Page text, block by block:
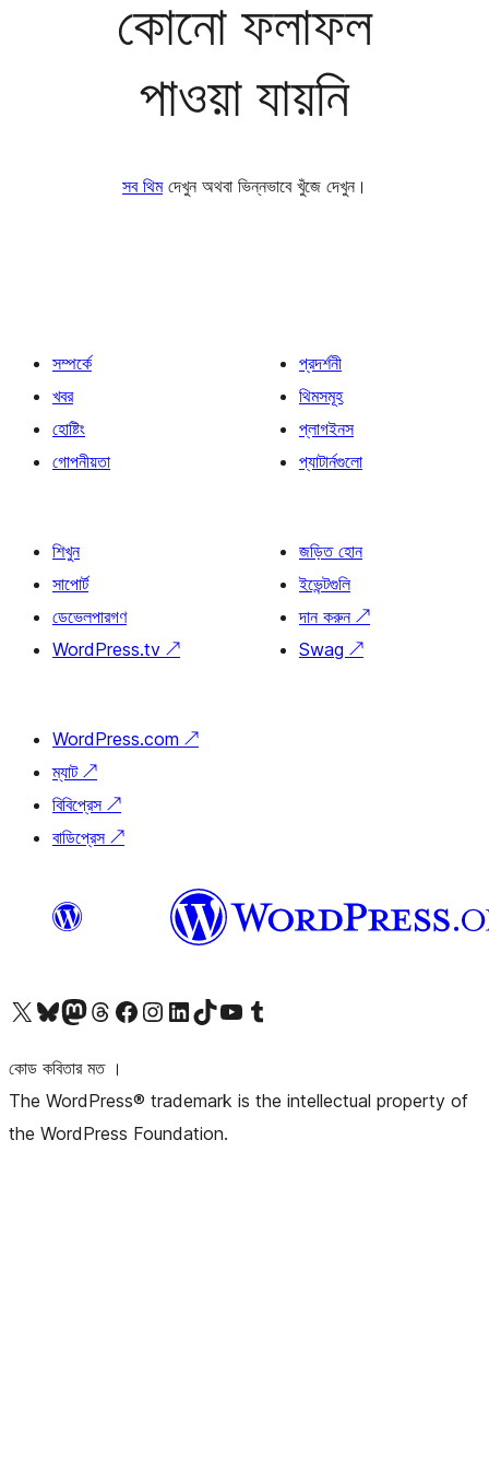
কোনো ফলাফল
পাওয়া যায়নি
সব থিমদেখুন অথবা ভিন্নভাবে খুঁজে দেখুন।
সম্পর্কে
খবর
হোষ্টিং
গোপনীয়তা
প্রদর্শনী
থিমসমূহ
প্লাগইনস
প্যাটার্নগুলো
শিখুন
সাপোর্ট
ডেভেলপারগণ
WordPress.tv ↗
জড়িত হোন
ইভেন্টগুলি
দান করুন ↗
Swag ↗
WordPress.com ↗
ম্যাট ↗
বিবিপ্রেস ↗
বাডিপ্রেস ↗
আমাদের X (আগের টুইটার) অ্যাকাউন্টে যানআমাদের Bluesky অ্যাকাউন্টটি দেখুনআমাদের মাস্টোডন অ্যাকাউন্টটি দেখুনআমাদের থ্রেডস অ্যাকাউন্টটি দেখুনআমাদের ফেসবুক পেজ দেখুনআমাদের ইন্সটাগ্রাম অ্যাকাউন্ট দেখুনআমাদের লিঙ্কডইন অ্যাকাউন্টে যানআমাদের TikTok অ্যাকাউন্টটি দেখুনআমাদের ইউটিউব চ্যানেলে যান আমাদের টাম্বলার অ্যাকাউন্ট দেখুন
কোড কবিতার মত ।
The WordPress® trademark is the intellectual property of
the WordPress Foundation.